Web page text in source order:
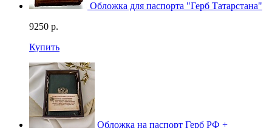
Обложка для паспорта "Герб Татарстана"
9250 р.
Купить
Обложка на паспорт Герб РФ +